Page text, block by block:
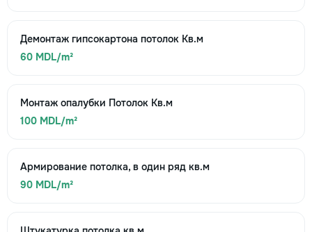
Демонтаж гипсокартона потолок Кв.м
60 MDL/m²
Монтаж опалубки Потолок Кв.м
100 MDL/m²
Армирование потолка, в один ряд кв.м
90 MDL/m²